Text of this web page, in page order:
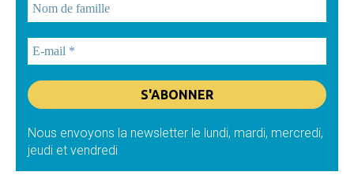
Nous envoyons la newsletter le lundi, mardi, mercredi,
jeudi et vendredi